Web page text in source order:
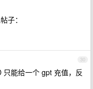
子：
30
能给一个 gpt 充值，反